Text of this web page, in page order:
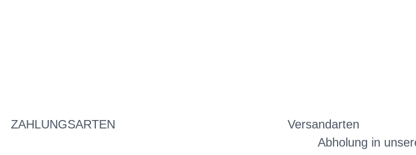
ZAHLUNGSARTEN
Versandarten
Abholung in